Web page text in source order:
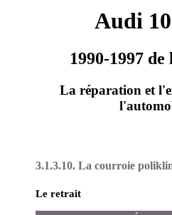
Audi
1990-1997
La réparation et
3.1.3.10. La courroie
Le retrait